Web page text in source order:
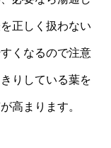
正しく扱わない
くなるので注意
りしている葉を
高まります。